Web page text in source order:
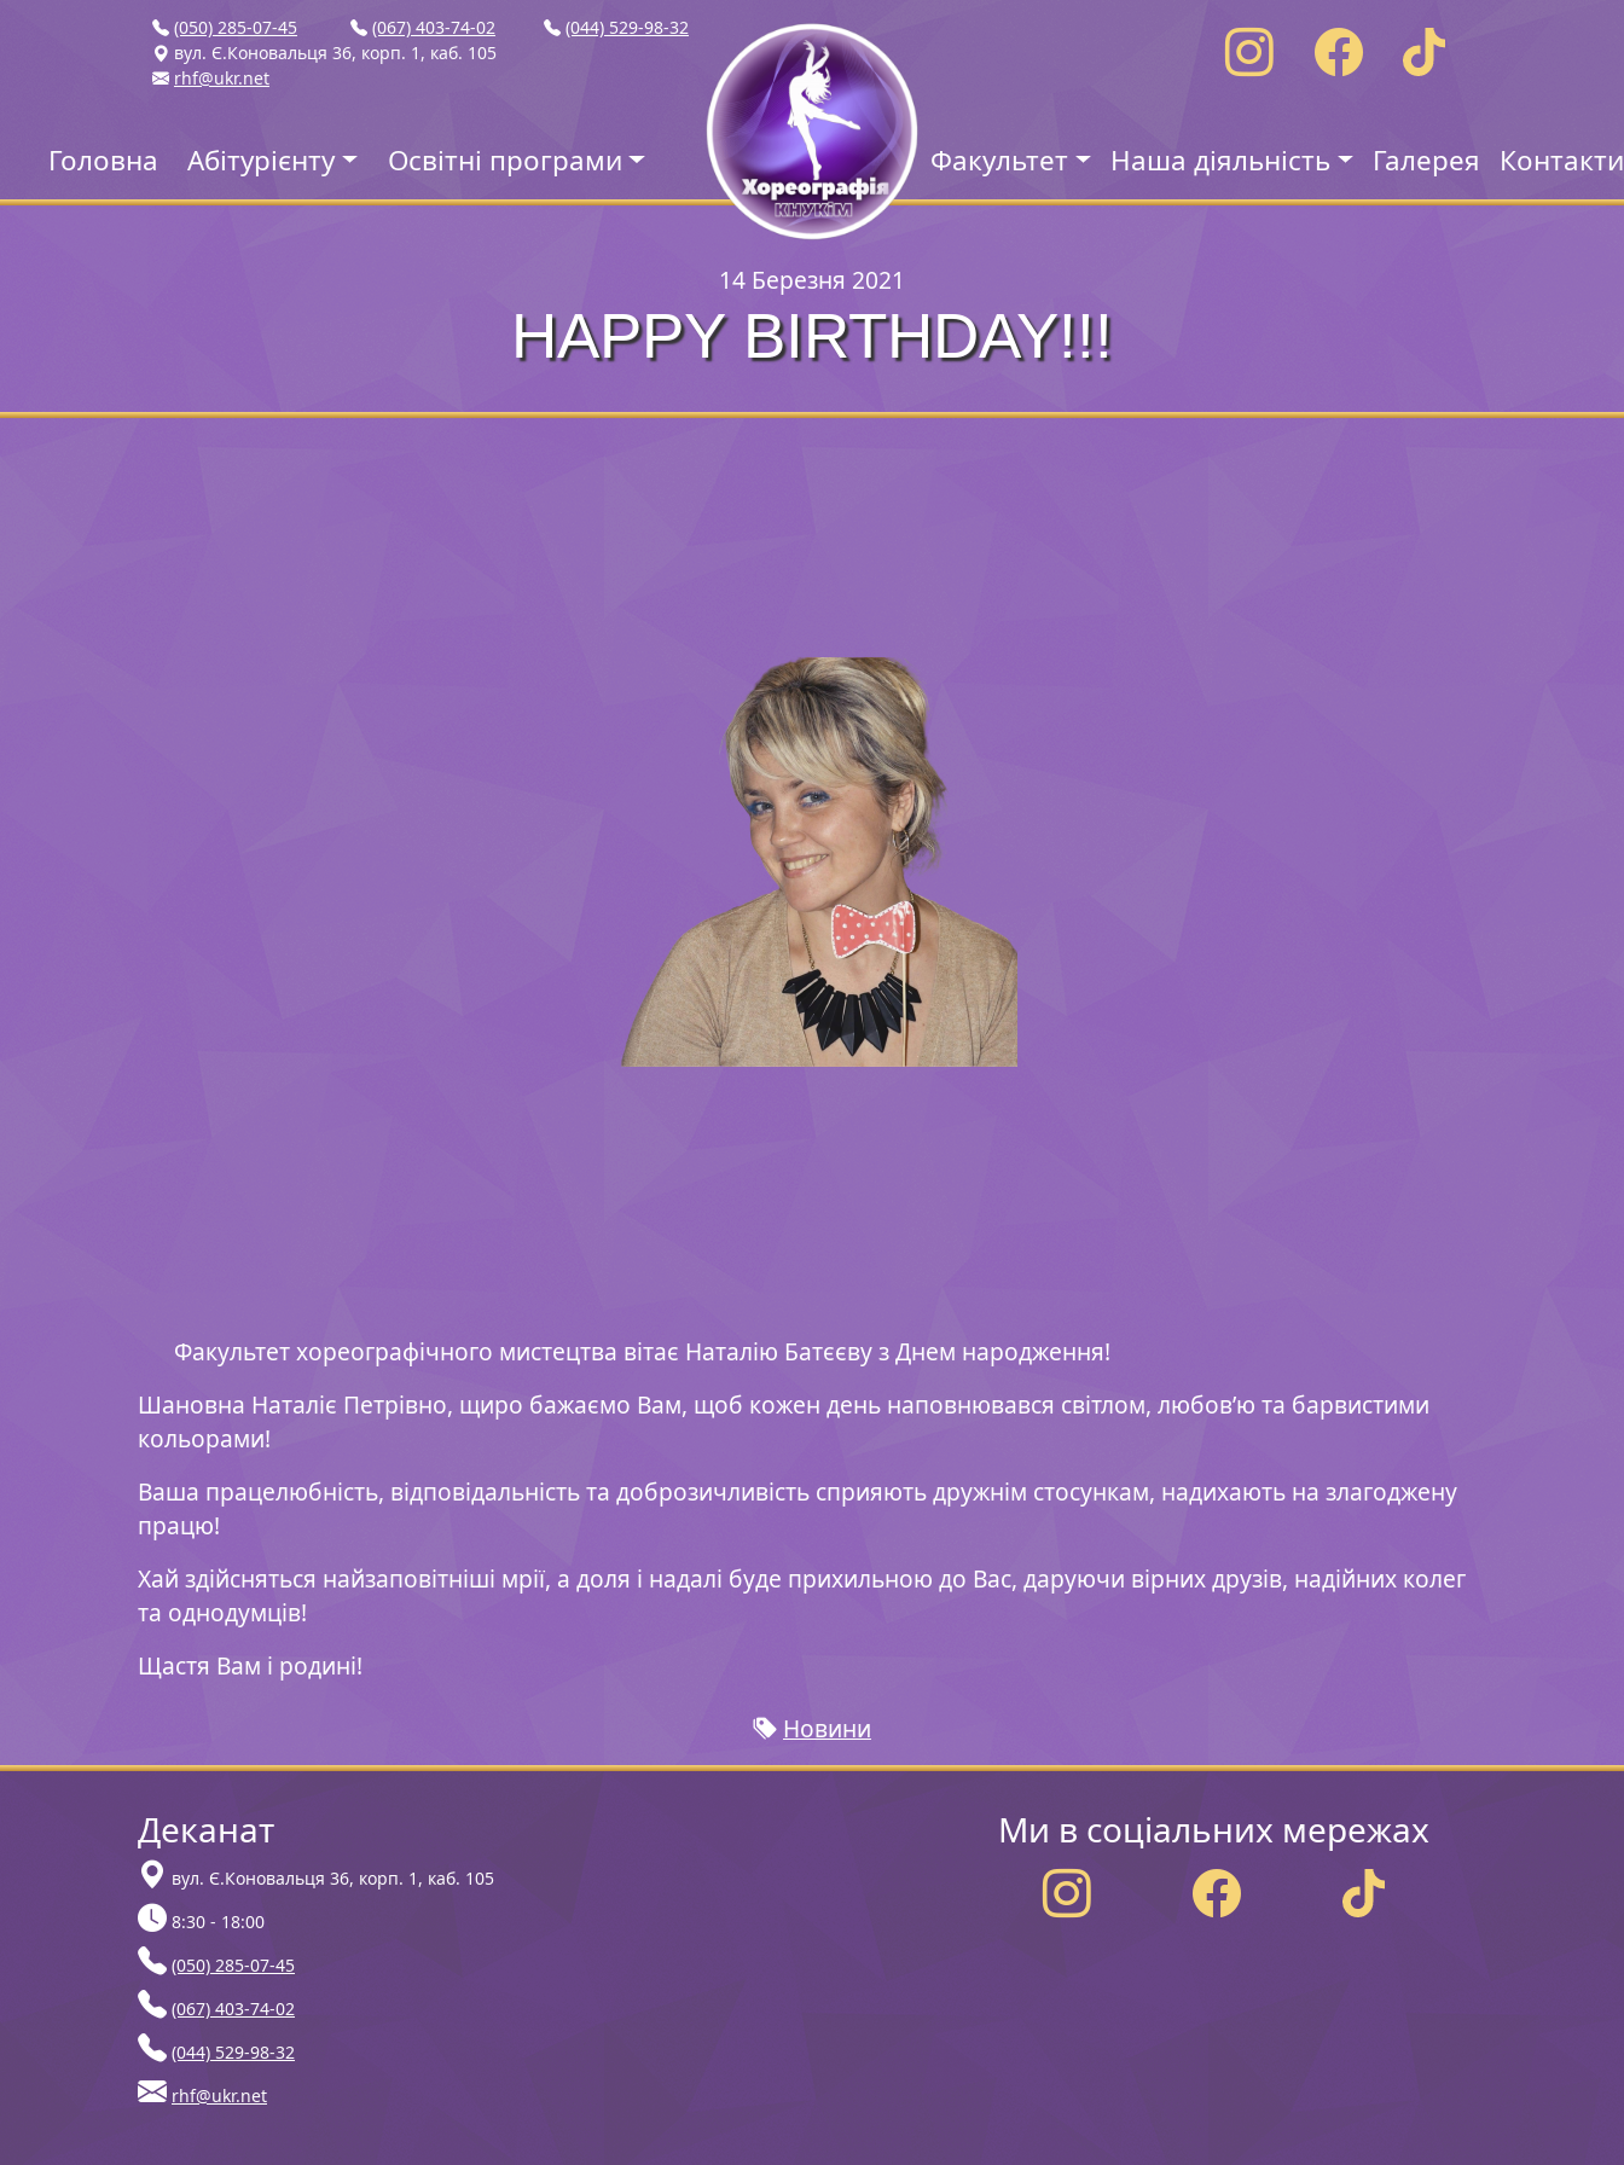
Головна Абітурієнту Освітні програми Факультет Наша діяльність Галерея Контакти
(050) 285-07-45 (067) 403-74-02
(044) 529-98-32
вул. Є.Коновальця 36, корп. 1, каб. 105
rhf@ukr.net
14 Березня 2021
HAPPY BIRTHDAY!!!
Факультет хореографічного мистецтва вітає Наталію Батєєву з Днем народження!
Шановна Наталіє Петрівно, щиро бажаємо Вам, щоб кожен день наповнювався світлом, любов’ю та барвистими
кольорами!
Ваша працелюбність, відповідальність та доброзичливість сприяють дружнім стосункам, надихають на злагоджену
працю!
Хай здійсняться найзаповітніші мрії, а доля і надалі буде прихильною до Вас, даруючи вірних друзів, надійних колег
та однодумців!
Щастя Вам і родині!
Новини
Деканат
вул. Є.Коновальця 36, корп. 1, каб. 105
8:30 - 18:00
(050) 285-07-45
(067) 403-74-02
(044) 529-98-32
rhf@ukr.net
Ми в соціальних мережах